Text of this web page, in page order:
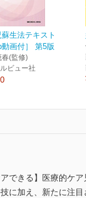
生法テキスト
動画付］ 第5版
春(監修)
ビュー社
できる】医療的ケ
に加え、新たに注